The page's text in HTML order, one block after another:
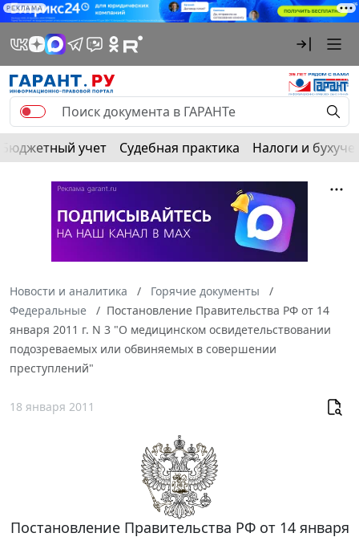
РЕКЛАМА
Бюджетный учет Судебная практика Налоги и
Новости и аналитика
Горячие документы
Федеральные
Постановление Правительства РФ от 14
января 2011 г. N 3 "О медицинском освидетельствовании
подозреваемых или обвиняемых в совершении
преступлений"
18 января 2011
Постановление Правительства РФ от 14 января